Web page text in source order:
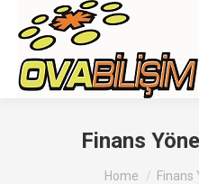
Finans
You are here:
Home Finans